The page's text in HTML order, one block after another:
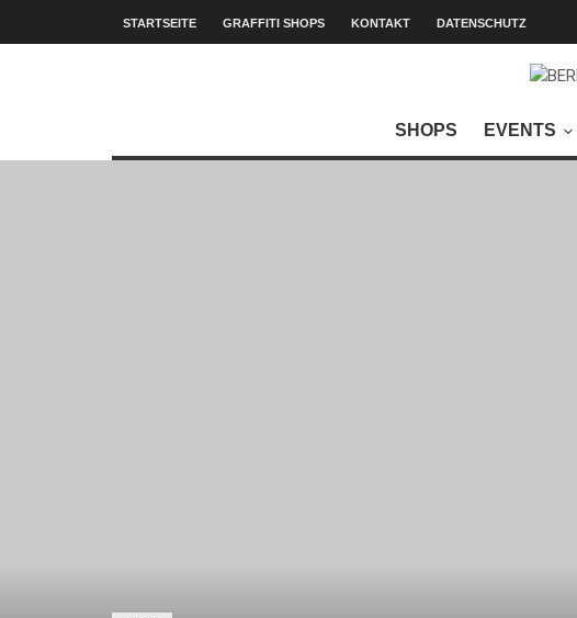
STARTSEITE GRAFFITI SHOPS KONTAKT DATENSCHUTZ
SHOPS EVENTS